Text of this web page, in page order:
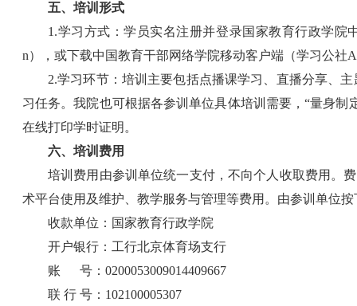
五、培训形式
1.学习方式：学员实名注册并登录国家教育行政学院
n），或下载中国教育干部网络学院移动客户端（学习公社
2.学习环节：培训主要包括点播课学习、直播分享、
习任务。我院也可根据各参训单位具体培训需要，“量身
在线打印学时证明。
六、培训费用
培训费用由参训单位统一支付，不向个人收取费用。
术平台使用及维护、教学服务与管理等费用。由参训单位
收款单位：国家教育行政学院
开户银行：工行北京体育场支行
账      号：0200053009014409667
联 行 号：102100005307